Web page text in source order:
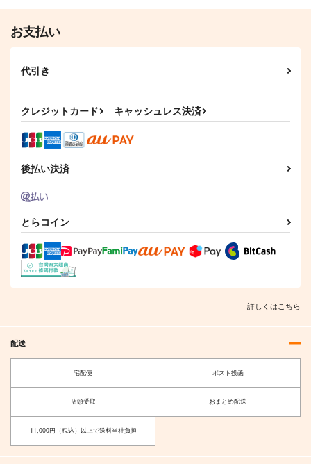
お支払い
代引き
クレジットカード キャッシュレス決済
後払い決済
とらコイン
詳しくはこちら
配送
宅配便 ポスト投函
店頭受取 おまとめ配送
11,000円（税込）以上で送料当社負担